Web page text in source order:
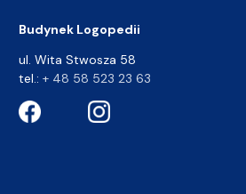
Budynek Logopedii
ul. Wita Stwosza 58
tel.: + 48 58 523 23 63